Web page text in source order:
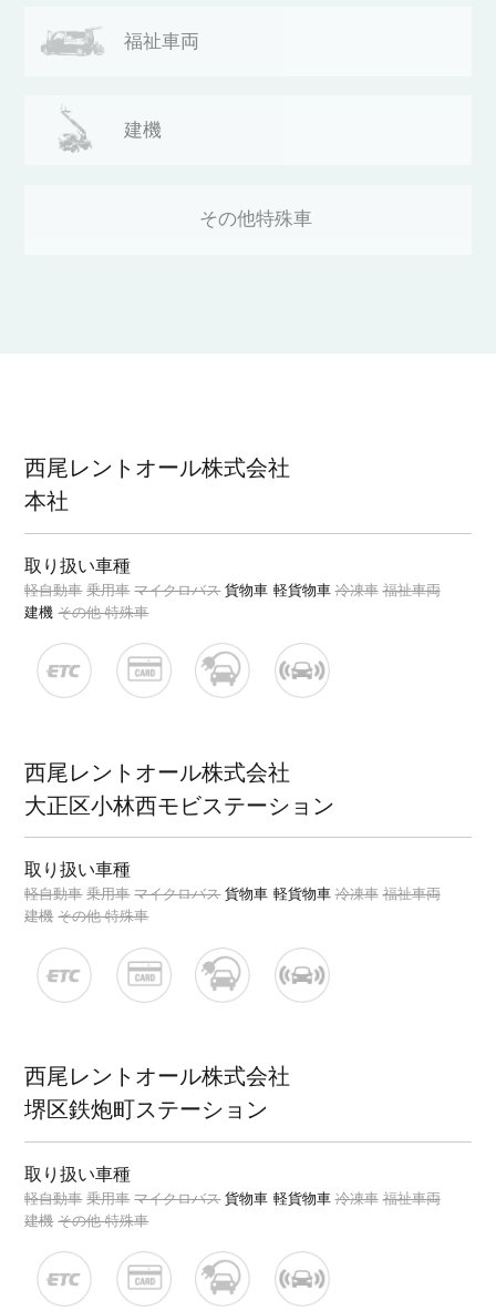
福祉車両
建機
その他特殊車
西尾レントオール株式会社
本社
取り扱い車種
軽自動車 乗用車 マイクロバス 貨物車 軽貨物車 冷凍車 福祉車両
建機 その他 特殊車
西尾レントオール株式会社
大正区小林西モビステーション
取り扱い車種
軽自動車 乗用車 マイクロバス 貨物車 軽貨物車 冷凍車 福祉車両
建機 その他 特殊車
西尾レントオール株式会社
堺区鉄炮町ステーション
取り扱い車種
軽自動車 乗用車 マイクロバス 貨物車 軽貨物車 冷凍車 福祉車両
建機 その他 特殊車